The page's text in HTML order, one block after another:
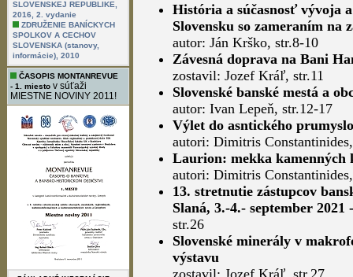
SLOVENSKEJ REPUBLIKE,
2016, 2. vydanie
ZDRUŽENIE BANÍCKYCH
SPOLKOV A CECHOV
SLOVENSKA (stanovy,
informácie), 2010
ČASOPIS MONTANREVUE
- 1. miesto v súťaži
MIESTNE NOVINY 2011!
História a súčasnosť vývoja
Slovensku so zameraním na
autor: Ján Krško, str.8-10
Závesná doprava na Bani
zostavil: Jozef Kráľ, str.11
Slovenské banské mestá a
autor: Ivan Lepeň, str.12-17
Výlet do asntického
autori: Dimitris
Laurion: mekka kamenných
autori: Dimitris
13. stretnutie zástupcov
Slaná, 3.-4.- september 2021
str.26
Slovenské minerály v
výstavu
zostavil: Jozef Kráľ, str.27